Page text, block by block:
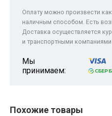
Оплату можно произвести
наличным способом. Есть
Доставка осуществляется
и транспортными
Мы
принимаем:
Похожие товары